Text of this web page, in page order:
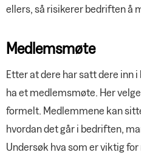
ellers, så risikerer bedriften å
Medlemsmøte
Etter at dere har satt dere inn
ha et medlemsmøte. Her
formelt. Medlemmene kan
hvordan det går i bedriften,
Undersøk hva som er viktig